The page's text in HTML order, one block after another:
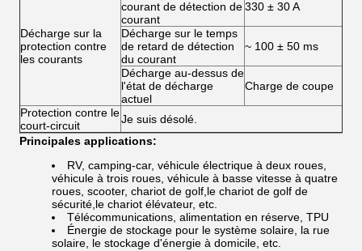
Décharge sur la
protection contre
les courants
courant de détection de
courant
330 ± 30 A
Décharge sur le temps
de retard de détection
du courant
~ 100 ± 50 ms
Décharge au-dessus de
l'état de décharge
actuel
Charge de coupe
Protection contre le
court-circuit
Je suis désolé.
Principales applications:
RV, camping-car, véhicule électrique à deux roues,
véhicule à trois roues, véhicule à basse vitesse à quatre
roues, scooter, chariot de golf, le chariot de golf de
sécurité, le chariot élévateur, etc.
Télécommunications, alimentation en réserve, TPU
Énergie de stockage pour le système solaire, la rue
solaire, le stockage d'énergie à domicile, etc.